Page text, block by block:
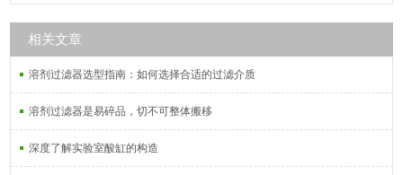
相关文章
溶剂过滤器选型指南：如何选择合适的过滤介质
溶剂过滤器是易碎品，切不可整体搬移
深度了解实验室酸缸的构造